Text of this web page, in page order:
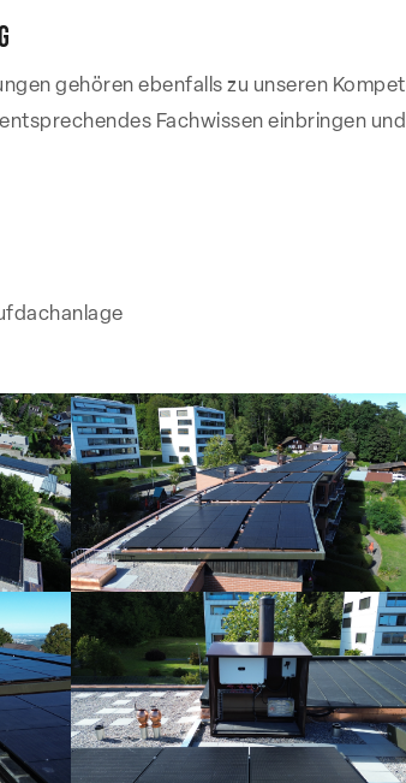
gehören ebenfalls zu unseren
Fachwissen einbringen und